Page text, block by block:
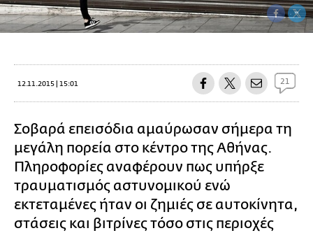
12.11.2015 | 15:01 21
Σοβαρά επεισόδια αμαύρωσαν σήμερα τη
μεγάλη πορεία στο κέντρο της Αθήνας.
Πληροφορίες αναφέρουν πως υπήρξε
τραυματισμός αστυνομικού ενώ
εκτεταμένες ήταν οι ζημιές σε αυτοκίνητα,
στάσεις και βιτρίνες τόσο στις περιοχές